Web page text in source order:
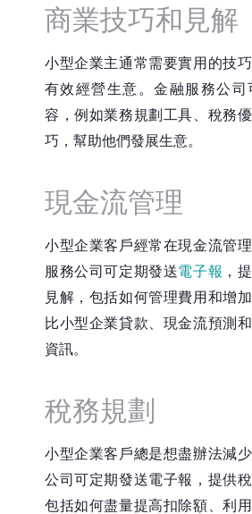
商業技巧和見解
小型企業主通常需要實用的技
有效經營生意。金融服務公司
容，例如業務規劃工具、稅務
巧，幫助他們發展生意。
現金流管理
小型企業客戶經常在現金流管
服務公司可定期發送電子報 ，
見解，包括如何管理費用和增
比小型企業貸款、現金流預測
資訊。
稅務規劃
小型企業客戶總是想盡辦法減
公司可定期發送電子報，提供
包括如何盡量提高扣除額、利